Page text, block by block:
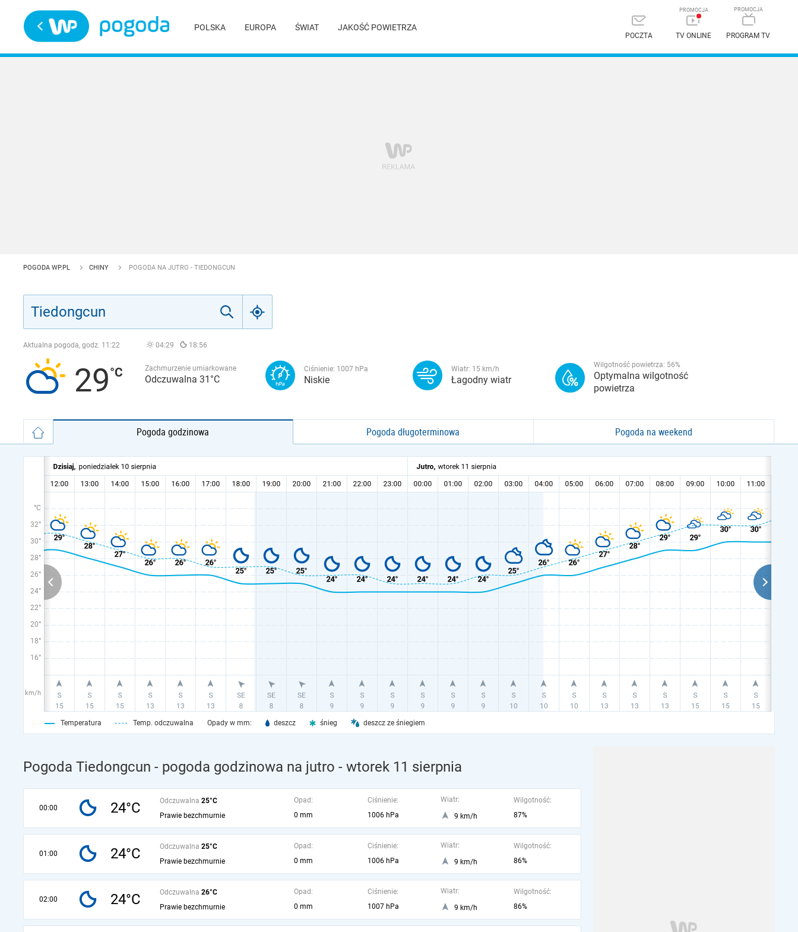
POLSKA EUROPA ŚWIAT JAKOŚĆ POWIETRZA
POCZTA TV ONLINE PROGRAM TV
POGODA WP.PL CHINY POGODA NA JUTRO - TIEDONGCUN
Aktualna pogoda, godz. 11:22 04:29 18:56
29 Zachmurzenie umiarkowane
Odczuwalna 31°C
Ciśnienie: 1007 hPa
Niskie
Wiatr: 15 km/h
Łagodny wiatr
Wilgotność powietrza: 56%
Optymalna wilgotność
powietrza
Pogoda godzinowa Pogoda długoterminowa Pogoda na weekend
°C
32°
30°
28°
26°
24°
22°
20°
18°
16°
km/h
Temperatura Temp. odczuwalna Opady w mm: deszcz śnieg deszcz ze śniegiem
Pogoda Tiedongcun - pogoda godzinowa na jutro - wtorek 11 sierpnia
00:00 24°C Odczuwalna 25°C
Prawie bezchmurnie
Opad:
0 mm
Ciśnienie:
1006 hPa
Wiatr:
9 km/h
Wilgotność:
87%
01:00 24°C Odczuwalna 25°C
Prawie bezchmurnie
Opad:
0 mm
Ciśnienie:
1006 hPa
Wiatr:
9 km/h
Wilgotność:
86%
02:00 24°C Odczuwalna 26°C
Prawie bezchmurnie
Opad:
0 mm
Ciśnienie:
1007 hPa
Wiatr:
9 km/h
Wilgotność:
86%